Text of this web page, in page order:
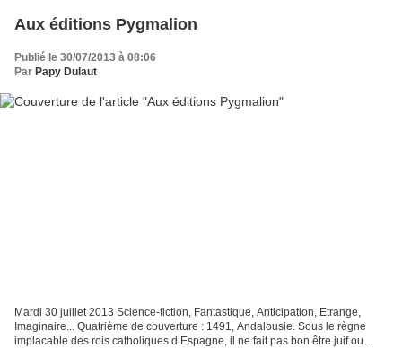
Aux éditions Pygmalion
Publié le 30/07/2013 à 08:06
Par Papy Dulaut
Mardi 30 juillet 2013 Science-fiction, Fantastique, Anticipation, Etrange,
Imaginaire... Quatrième de couverture : 1491, Andalousie. Sous le règne
implacable des rois catholiques d’Espagne, il ne fait pas bon être juif ou